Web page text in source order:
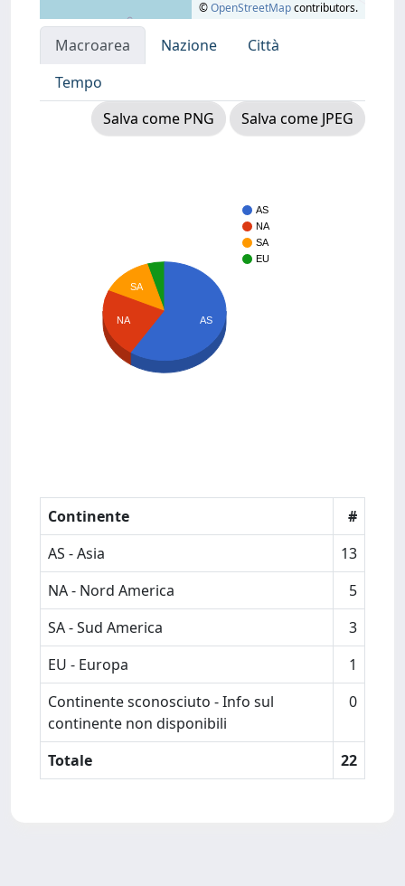
©OpenStreetMapcontributors.
Macroarea Nazione
Città
Tempo
Salva come PNG
Salva come JPEG
AS
NA
SA
EU
SA
NA AS
Continente
#
AS - Asia
13
NA - Nord America
5
SA - Sud America
3
EU - Europa
1
Continente sconosciuto - Info sul
continente non disponibili
0
Totale 22